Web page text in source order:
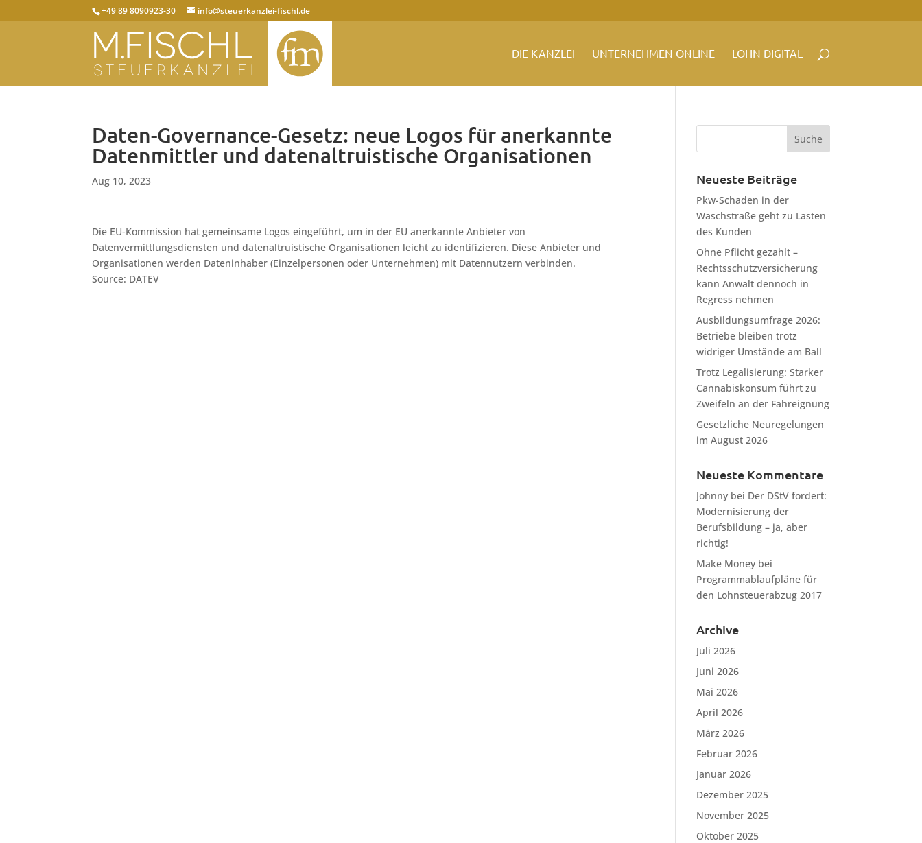
+49 89 8090923-30 info@steuerkanzlei-fischl.de
DIE KANZLEI UNTERNEHMEN ONLINE LOHN DIGITAL
Daten-Governance-Gesetz: neue Logos für anerkannte
Datenmittler und datenaltruistische Organisationen
Aug 10, 2023
Die EU-Kommission hat gemeinsame Logos eingeführt, um in der EU anerkannte Anbieter von
Datenvermittlungsdiensten und datenaltruistische Organisationen leicht zu identifizieren. Diese Anbieter und
Organisationen werden Dateninhaber (Einzelpersonen oder Unternehmen) mit Datennutzern verbinden.
Source: DATEV
Neueste Beiträge
Pkw-Schaden in der
Waschstraße geht zu Lasten
des Kunden
Ohne Pflicht gezahlt –
Rechtsschutzversicherung
kann Anwalt dennoch in
Regress nehmen
Ausbildungsumfrage 2026:
Betriebe bleiben trotz
widriger Umstände am Ball
Trotz Legalisierung: Starker
Cannabiskonsum führt zu
Zweifeln an der Fahreignung
Gesetzliche Neuregelungen
im August 2026
Neueste Kommentare
Johnny bei Der DStV fordert:
Modernisierung der
Berufsbildung – ja, aber
richtig!
Make Money bei
Programmablaufpläne für
den Lohnsteuerabzug 2017
Archive
Juli 2026
Juni 2026
Mai 2026
April 2026
März 2026
Februar 2026
Januar 2026
Dezember 2025
November 2025
Oktober 2025